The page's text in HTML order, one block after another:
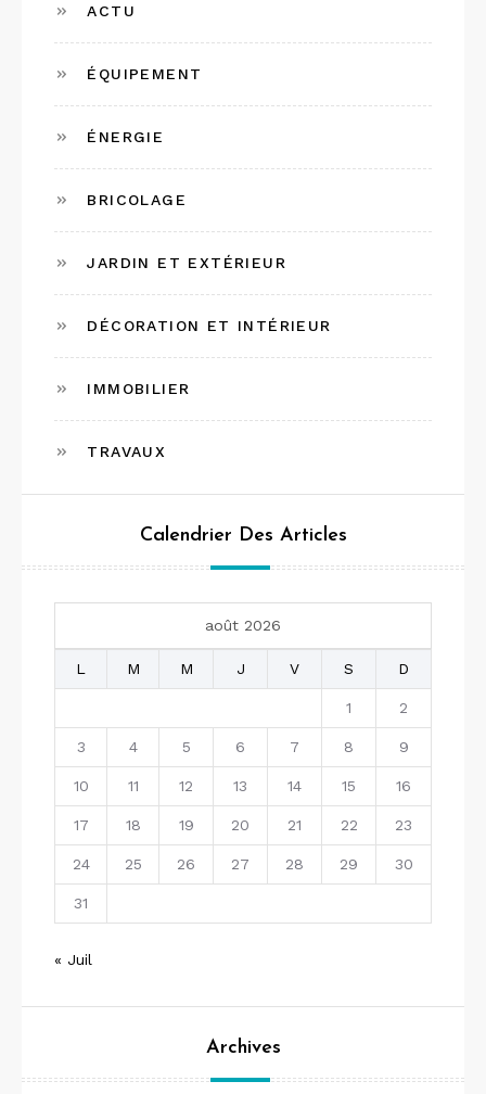
ACTU
ÉQUIPEMENT
ÉNERGIE
BRICOLAGE
JARDIN ET EXTÉRIEUR
DÉCORATION ET INTÉRIEUR
IMMOBILIER
TRAVAUX
Calendrier Des Articles
août 2026
L M M J V S D
1 2
3 4 5 6 7 8 9
10 11 12 13 14 15 16
17 18 19 20 21 22 23
24 25 26 27 28 29 30
31
« Juil
Archives